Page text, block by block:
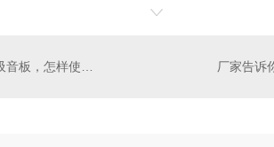
穿孔硅酸钙板吸音板，怎样使用吸音效果更好？